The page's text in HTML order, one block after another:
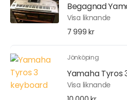
Begagnad
Visa liknande
7 999 kr
Jönköping
Yamaha Tyros
Visa liknande